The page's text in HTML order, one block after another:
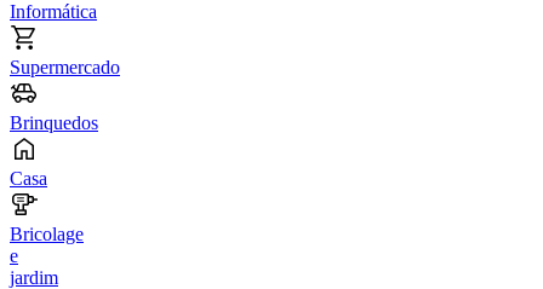
Informática
Supermercado
Brinquedos
Casa
Bricolage
e
jardim